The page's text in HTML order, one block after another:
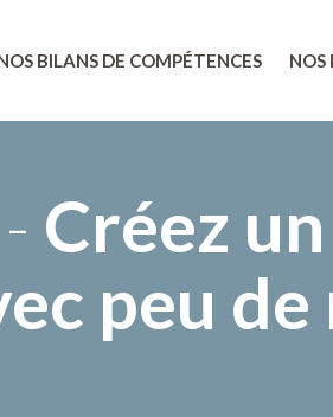
BILANS DE COMPÉTENCES NOS
Créez
peu de